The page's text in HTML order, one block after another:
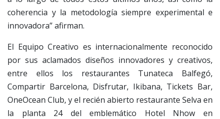
coherencia y la metodología siempre experimental e
innovadora” afirman.
El Equipo Creativo es internacionalmente reconocido
por sus aclamados diseños innovadores y creativos,
entre ellos los restaurantes Tunateca Balfegó,
Compartir Barcelona, Disfrutar, Ikibana, Tickets Bar,
OneOcean Club, y el recién abierto restaurante Selva en
la planta 24 del emblemático Hotel Nhow en